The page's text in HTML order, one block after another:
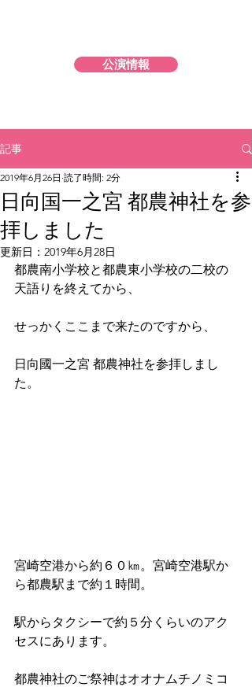
公演情報
記事
日向国一之宮 都農神社を参
拝しました
2019年6月26日 読了時間: 2分
更新日： 2019年6月28日
都農南小学校と都農東小学校の二校の
天語りを終えてから、
せっかくここまで来たのですから、
日向國一之宮 都農神社を参拝しまし
た。
宮崎空港から約６０㎞。宮崎空港駅か
ら都農駅まで約１時間。
駅からタクシーで約５分くらいのアク
セスにあります。
都農神社のご祭神はオオナムチノミコ